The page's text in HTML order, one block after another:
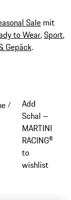
Sale mit
to Wear,Sport,
Gepäck.
/
Add
Schal –
MARTINI
RACING®
to
wishlist